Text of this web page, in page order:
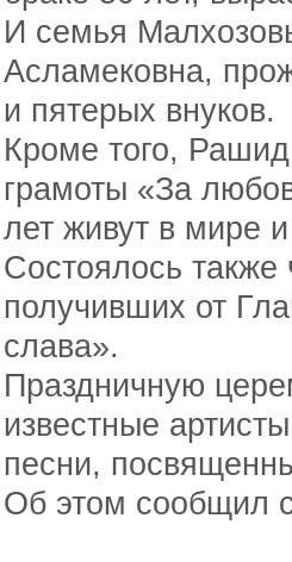
И семья
Асламековна,
и пятерых внуков.
Кроме того,
грамоты «За
лет живут в мире и
Состоялось также
получивших от
слава».
Праздничную
известные
песни,
Об этом сообщил